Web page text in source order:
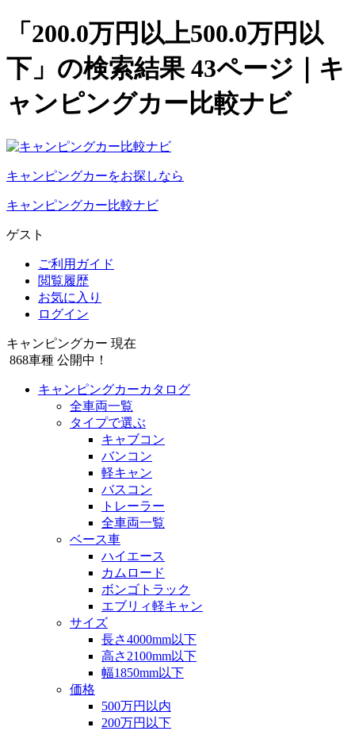
「200.0万円以上500.0万円以
下」の検索結果 43ページ｜キ
ャンピングカー比較ナビ
キャンピングカーをお探しなら
キャンピングカー比較ナビ
ゲスト
ご利用ガイド
閲覧履歴
お気に入り
ログイン
キャンピングカー 現在
868車種 公開中！
キャンピングカーカタログ
全車両一覧
タイプで選ぶ
キャブコン
バンコン
軽キャン
バスコン
トレーラー
全車両一覧
ベース車
ハイエース
カムロード
ボンゴトラック
エブリィ軽キャン
サイズ
長さ4000mm以下
高さ2100mm以下
幅1850mm以下
価格
500万円以内
200万円以下